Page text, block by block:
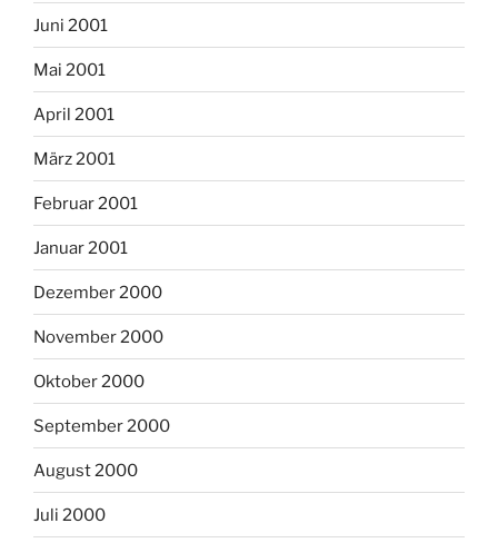
Juni 2001
Mai 2001
April 2001
März 2001
Februar 2001
Januar 2001
Dezember 2000
November 2000
Oktober 2000
September 2000
August 2000
Juli 2000